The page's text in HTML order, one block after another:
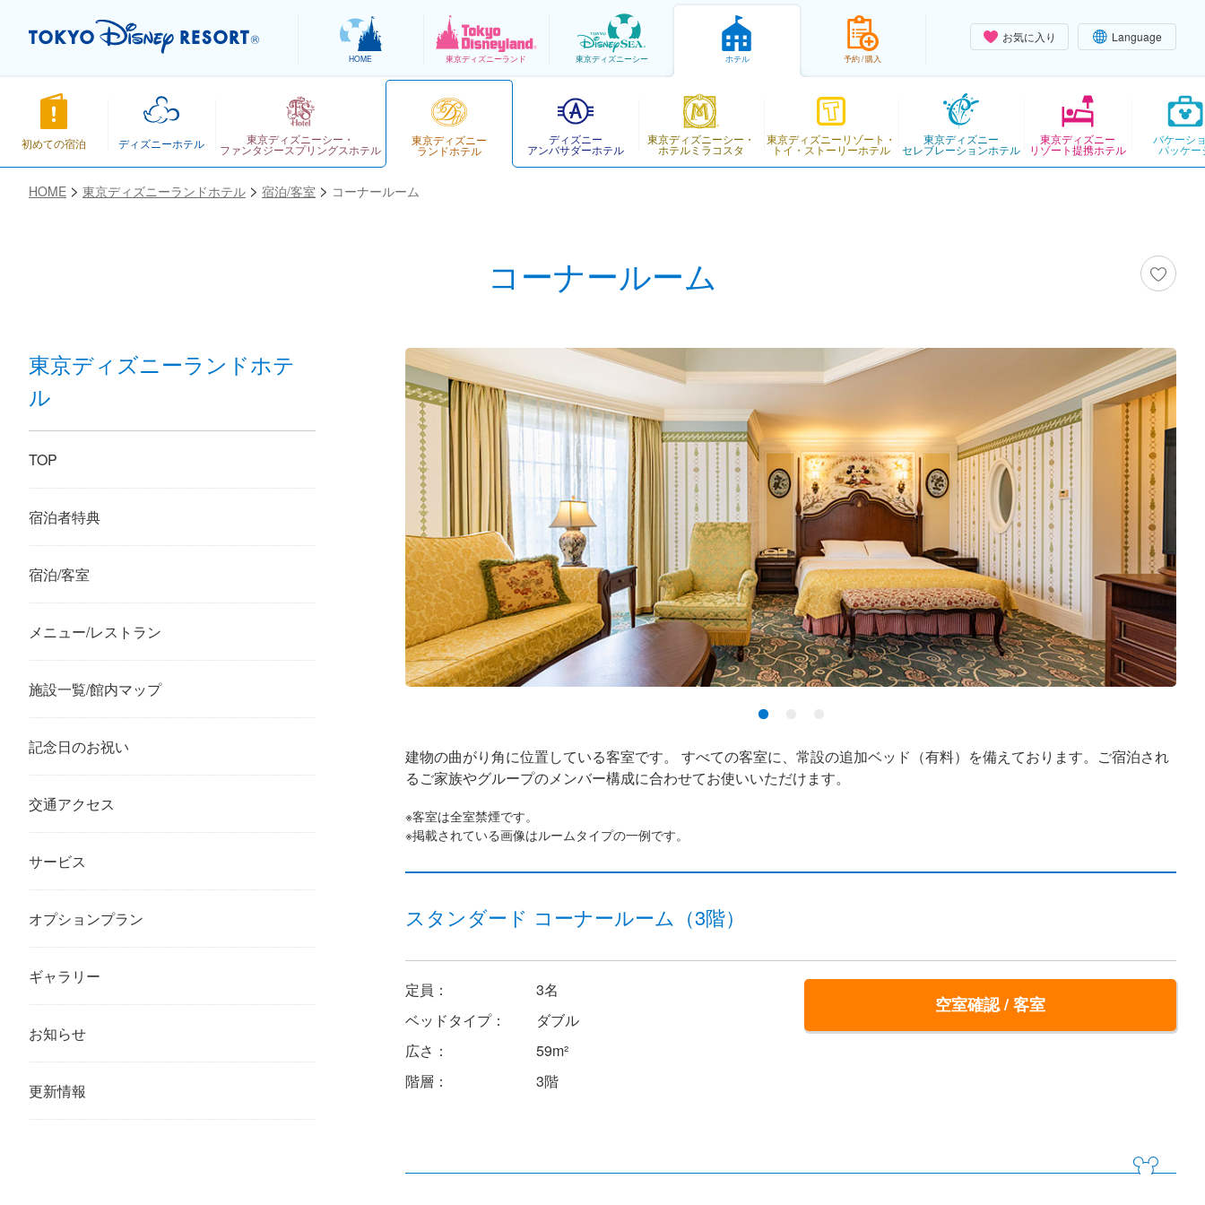
お気に入り Language
HOME 東京ディズニーランド 東京ディズニーシー ホテル 予約 / 購入
初めての宿泊 ディズニーホテル 東京ディズニーシー・
ファンタジースプリングスホテル
東京ディズニー
ランドホテル
ディズニー
アンバサダーホテル
東京ディズニーシー・
ホテルミラコスタ
東京ディズニーリゾート・
トイ・ストーリーホテル
東京ディズニー
セレブレーションホテル
東京ディズニー
リゾート提携ホテル
バケーシ
パッケー
HOME 東京ディズニーランドホテル 宿泊/客室 コーナールーム
コーナールーム
建物の曲がり角に位置している客室です。 すべての客室に、常設の追加ベッド（有料）を備えております。ご宿泊され
るご家族やグループのメンバー構成に合わせてお使いいただけます。
※客室は全室禁煙です。
※掲載されている画像はルームタイプの一例です。
スタンダード コーナールーム（3階）
定員：
3名
ベッドタイプ：
ダブル
広さ：
59m²
階層：
3階
空室確認 / 客室
東京ディズニーランドホテ
ル
TOP
宿泊者特典
宿泊/客室
メニュー/レストラン
施設一覧/館内マップ
記念日のお祝い
交通アクセス
サービス
オプションプラン
ギャラリー
お知らせ
更新情報